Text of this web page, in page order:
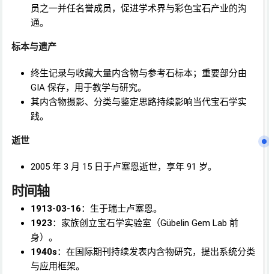
员之一并任名誉成员，促进学术界与彩色宝石产业的沟
通。
标本与遗产
终生记录与收藏大量内含物与参考石标本；重要部分由
GIA 保存，用于教学与研究。
其内含物摄影、分类与鉴定思路持续影响当代宝石学实
践。
逝世
2005 年 3 月 15 日于卢塞恩逝世，享年 91 岁。
时间轴
1913-03-16：生于瑞士卢塞恩。
1923：家族创立宝石学实验室（Gübelin Gem Lab 前
身）。
1940s：在国际期刊持续发表内含物研究，提出系统分类
与应用框架。